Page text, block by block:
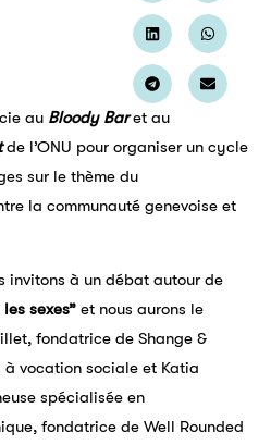
au Bloody Baret au
de l’ONU pour organiser un cycle
sur le thème du
la communauté genevoise et
invitons à un débat autour de
sexes” et nous aurons le
fondatrice de Shange &
vocation sociale et Katia
spécialisée en
fondatrice de Well Rounded